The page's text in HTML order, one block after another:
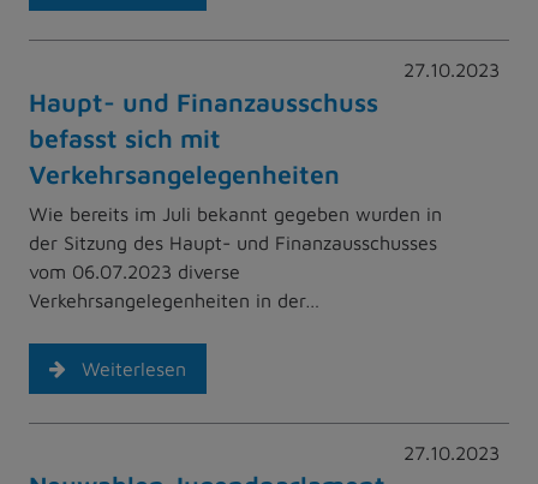
27.10.2023
Haupt- und Finanzausschuss
befasst sich mit
Verkehrsangelegenheiten
Wie bereits im Juli bekannt gegeben wurden in
der Sitzung des Haupt- und Finanzausschusses
vom 06.07.2023 diverse
Verkehrsangelegenheiten in der…
Weiterlesen
27.10.2023